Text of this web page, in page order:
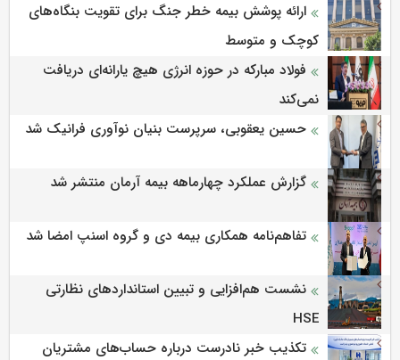
ارائه پوشش بیمه خطر جنگ برای تقویت بنگاه‌های
کوچک و متوسط
فولاد مبارکه در حوزه انرژی هیچ یارانه‌ای دریافت
نمی‌کند
حسین یعقوبی، سرپرست بنیان نوآوری فرانیک شد
گزارش عملکرد چهارماهه بیمه آرمان منتشر شد
تفاهم‌نامه همکاری بیمه دی و گروه اسنپ امضا شد
نشست هم‌افزایی و تبیین استانداردهای نظارتی
HSE
تکذیب خبر نادرست درباره حساب‌های مشتریان